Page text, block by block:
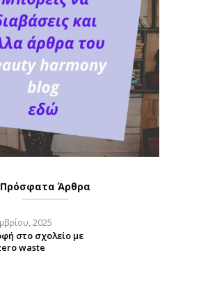
Πρόσφατα Άρθρα
2025
στο σχολείο με
waste